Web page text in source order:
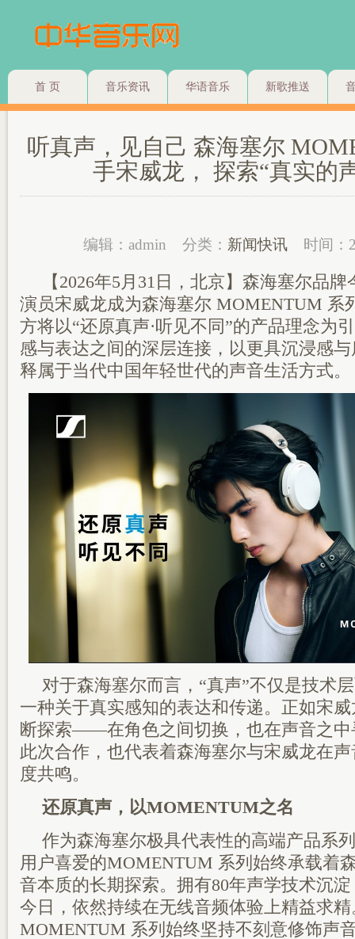
首 页 音乐资讯 华语音乐 新歌推送
听真声，见自己 森海塞尔
手宋威龙， 探索“真实的
编辑：admin 分类： 新闻快讯 时间：
【2026年5月31日，北京】森海塞尔品
演员宋威龙成为森海塞尔 MOMENTUM 系
方将以“还原真声·听见不同”的产品理念为
感与表达之间的深层连接，以更具沉浸感
释属于当代中国年轻世代的声音生活方式。
对于森海塞尔而言，“真声”不仅是技术
一种关于真实感知的表达和传递。正如宋
断探索——在角色之间切换，也在声音之中
此次合作，也代表着森海塞尔与宋威龙在
度共鸣。
还原真声，以MOMENTUM之名
作为森海塞尔极具代表性的高端产品系
用户喜爱的MOMENTUM 系列始终承载着
音本质的长期探索。拥有80年声学技术沉
今日，依然持续在无线音频体验上精益求
MOMENTUM 系列始终坚持不刻意修饰声